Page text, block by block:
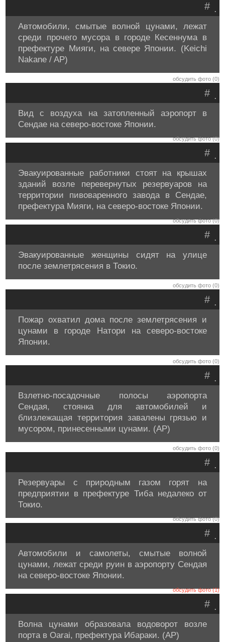
.
#
Автомобили, смытые волной цунами, лежат
среди прочего мусора в городе Кесеннума в
префектуре Мияги, на севере Японии. (Keichi
Nakane / AP)
обсудить фото (0)
.
#
Вид с воздуха на затопленный аэропорт в
Сендае на северо-востоке Японии.
обсудить фото (0)
.
#
Эвакуированные работники стоят на крышах
зданий возле перевернутых резервуаров на
территории пивоваренного завода в Сендае,
префектура Мияги, на северо-востоке Японии.
обсудить фото (0)
.
#
Эвакуированные женщины сидят на улице
после землетрясения в Токио.
обсудить фото (0)
.
#
Пожар охватил дома после землетрясения и
цунами в городе Натори на северо-востоке
Японии.
обсудить фото (0)
.
#
Взлетно-посадочные полосы аэропорта
Сендая, стоянка для автомобилей и
близлежащая территория завалены грязью и
мусором, принесенными цунами. (AP)
обсудить фото (0)
.
#
Резервуары с природным газом горят на
предприятии в префектуре Тиба недалеко от
Токио.
обсудить фото (0)
.
#
Автомобили и самолеты, смытые волной
цунами, лежат среди руин в аэропорту Сендая
на северо-востоке Японии.
обсудить фото (1)
.
#
Волна цунами образовала водоворот возле
порта в Oarai, префектура Ибараки. (AP)